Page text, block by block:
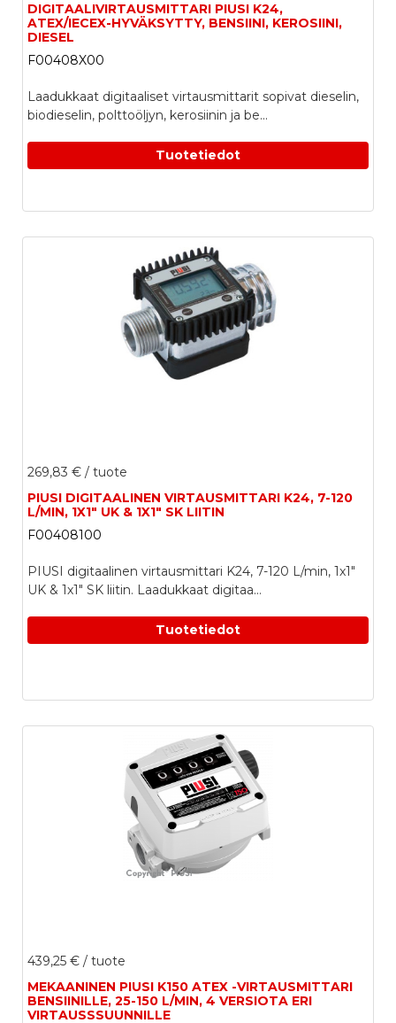
DIGITAALIVIRTAUSMITTARI PIUSI K24,
ATEX/IECEX-HYVÄKSYTTY, BENSIINI, KEROSIINI,
DIESEL
F00408X00
Laadukkaat digitaaliset virtausmittarit sopivat dieselin,
biodieselin, polttoöljyn, kerosiinin ja be...
Tuotetiedot
269,83 € / tuote
PIUSI DIGITAALINEN VIRTAUSMITTARI K24, 7-120
L/MIN, 1X1" UK & 1X1" SK LIITIN
F00408100
PIUSI digitaalinen virtausmittari K24, 7-120 L/min, 1x1"
UK & 1x1" SK liitin. Laadukkaat digitaa...
Tuotetiedot
439,25 € / tuote
MEKAANINEN PIUSI K150 ATEX -VIRTAUSMITTARI
BENSIINILLE, 25-150 L/MIN, 4 VERSIOTA ERI
VIRTAUSSSUUNNILLE